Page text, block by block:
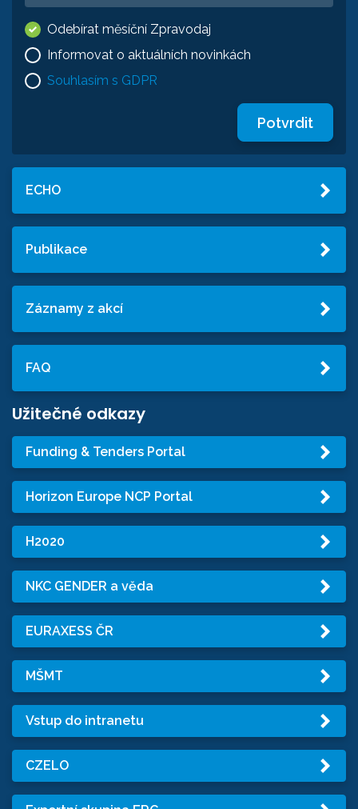
Odebírat měsíční Zpravodaj
Informovat o aktuálních novinkách
Souhlasím s GDPR
Potvrdit
ECHO
Publikace
Záznamy z akcí
FAQ
Užitečné odkazy
Funding & Tenders Portal
Horizon Europe NCP Portal
H2020
NKC GENDER a věda
EURAXESS ČR
MŠMT
Vstup do intranetu
CZELO